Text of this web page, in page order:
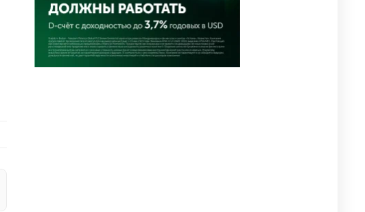
2713 0 1
5
🗣Глава государства
направил телеграмму
соболезнования родным и